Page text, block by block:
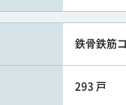
鉄骨鉄筋
293 戸